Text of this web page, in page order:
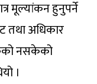
मूल्यांकन हुनुपर्ने
तथा अधिकार
नसकेको
।